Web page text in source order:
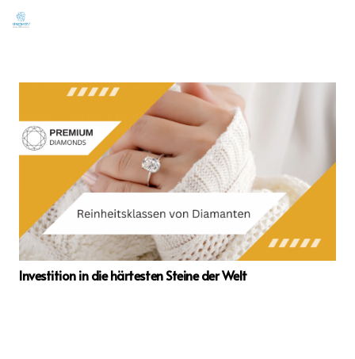
Investition in die härtesten Steine der Welt